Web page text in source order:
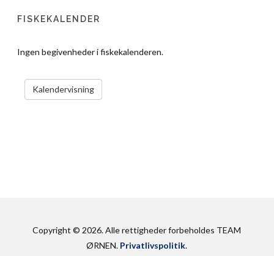
FISKEKALENDER
Ingen begivenheder i fiskekalenderen.
Kalendervisning
Copyright © 2026. Alle rettigheder forbeholdes TEAM
ØRNEN. Privatlivspolitik.